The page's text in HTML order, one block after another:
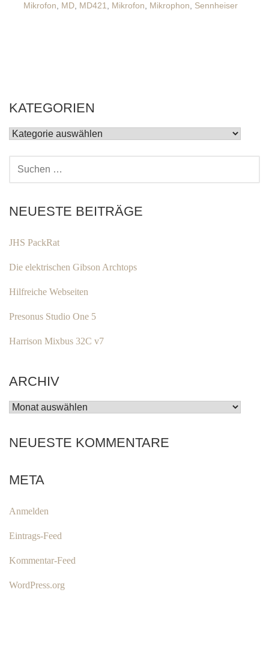
Mikrofon, MD, MD421, Mikrofon, Mikrophon, Sennheiser
KATEGORIEN
KATEGORIEN
NEUESTE BEITRÄGE
JHS PackRat
Die elektrischen Gibson Archtops
Hilfreiche Webseiten
Presonus Studio One 5
Harrison Mixbus 32C v7
ARCHIV
ARCHIV
NEUESTE KOMMENTARE
META
Anmelden
Eintrags-Feed
Kommentar-Feed
WordPress.org